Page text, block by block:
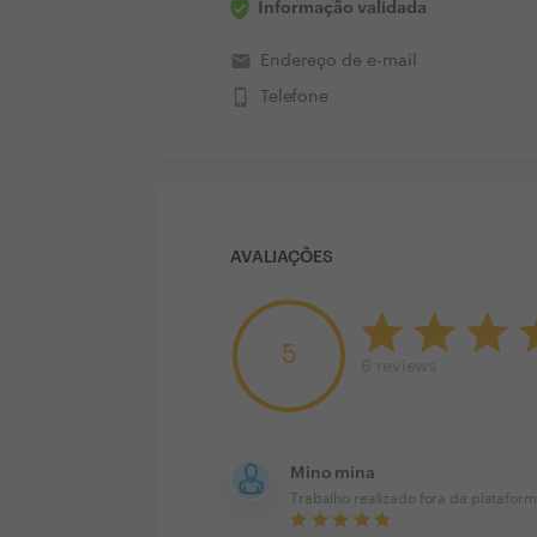
Informação validada
email Endereço de e-mail
phone_iphone Telefone
AVALIAÇÕES
5
Mino mina
Trabalho realizado fora da